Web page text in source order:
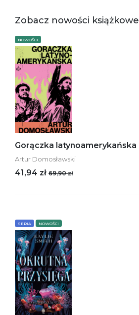
Zobacz nowości książkowe
NOWOŚCI
Gorączka latynoamerykańska
Artur Domosławski
41,94 zł 69,90 zł
SERIA NOWOŚCI